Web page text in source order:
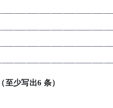
至少写出6 条）